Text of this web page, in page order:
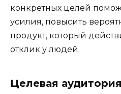
конкретных целей
усилия, повысить
продукт, который
отклик у людей.
Целевая аудитория